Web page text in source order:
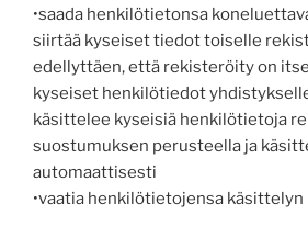
•saada henkilötietonsa
siirtää kyseiset tiedot toiselle
edellyttäen, että rekisteröity on
kyseiset henkilötiedot
käsittelee kyseisiä henkilötietoja
suostumuksen perusteella ja
automaattisesti
•vaatia henkilötietojensa